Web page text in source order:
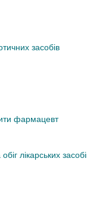
засобів
фармацевт
лікарських